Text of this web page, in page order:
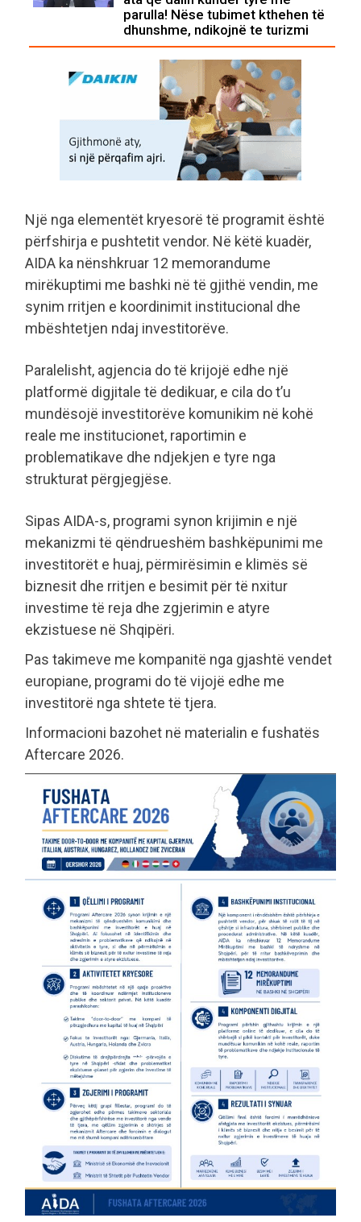
parulla! Nëse tubimet kthehen të
dhunshme, ndikojnë te turizmi
Një nga elementët kryesorë të programit është
përfshirja e pushtetit vendor. Në këtë kuadër,
AIDA ka nënshkruar 12 memorandume
mirëkuptimi me bashki në të gjithë vendin, me
synim rritjen e koordinimit institucional dhe
mbështetjen ndaj investitorëve.
Paralelisht, agjencia do të krijojë edhe një
platformë digjitale të dedikuar, e cila do t’u
mundësojë investitorëve komunikim në kohë
reale me institucionet, raportimin e
problematikave dhe ndjekjen e tyre nga
strukturat përgjegjëse.
Sipas AIDA-s, programi synon krijimin e një
mekanizmi të qëndrueshëm bashkëpunimi me
investitorët e huaj, përmirësimin e klimës së
biznesit dhe rritjen e besimit për të nxitur
investime të reja dhe zgjerimin e atyre
ekzistuese në Shqipëri.
Pas takimeve me kompanitë nga gjashtë vendet
europiane, programi do të vijojë edhe me
investitorë nga shtete të tjera.
Informacioni bazohet në materialin e fushatës
Aftercare 2026.